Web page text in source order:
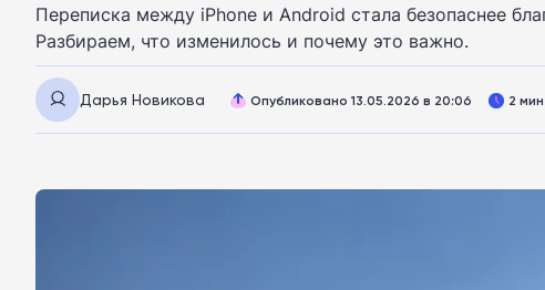
Переписка между iPhone и Android стала безопаснее
Разбираем, что изменилось и почему это важно.
Дарья Новикова Опубликовано 13.05.2026 в 20:06 2 мин